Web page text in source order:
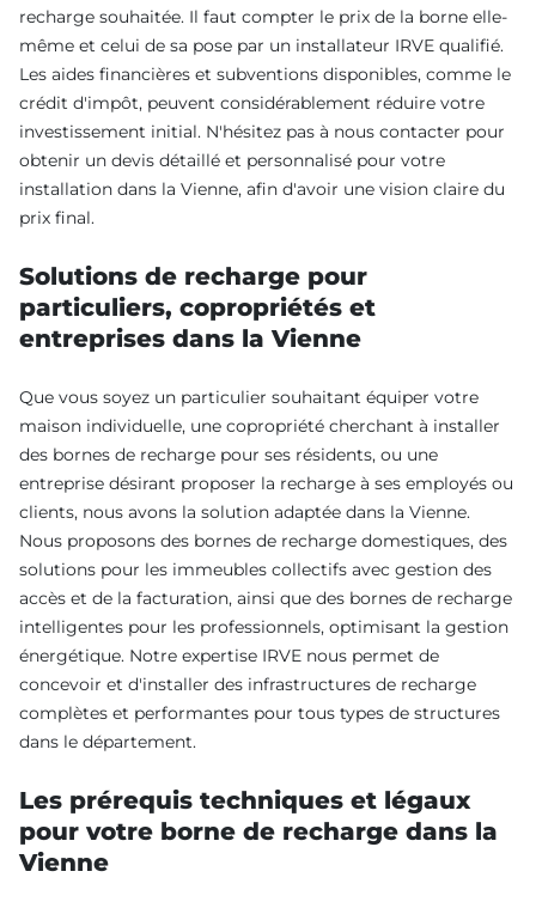
recharge souhaitée. Il faut compter le prix de la borne elle-
même et celui de sa pose par un installateur IRVE qualifié.
Les aides financières et subventions disponibles, comme le
crédit d'impôt, peuvent considérablement réduire votre
investissement initial. N'hésitez pas à nous contacter pour
obtenir un devis détaillé et personnalisé pour votre
installation dans la Vienne, afin d'avoir une vision claire du
prix final.
Solutions de recharge pour
particuliers, copropriétés et
entreprises dans la Vienne
Que vous soyez un particulier souhaitant équiper votre
maison individuelle, une copropriété cherchant à installer
des bornes de recharge pour ses résidents, ou une
entreprise désirant proposer la recharge à ses employés ou
clients, nous avons la solution adaptée dans la Vienne.
Nous proposons des bornes de recharge domestiques, des
solutions pour les immeubles collectifs avec gestion des
accès et de la facturation, ainsi que des bornes de recharge
intelligentes pour les professionnels, optimisant la gestion
énergétique. Notre expertise IRVE nous permet de
concevoir et d'installer des infrastructures de recharge
complètes et performantes pour tous types de structures
dans le département.
Les prérequis techniques et légaux
pour votre borne de recharge dans la
Vienne